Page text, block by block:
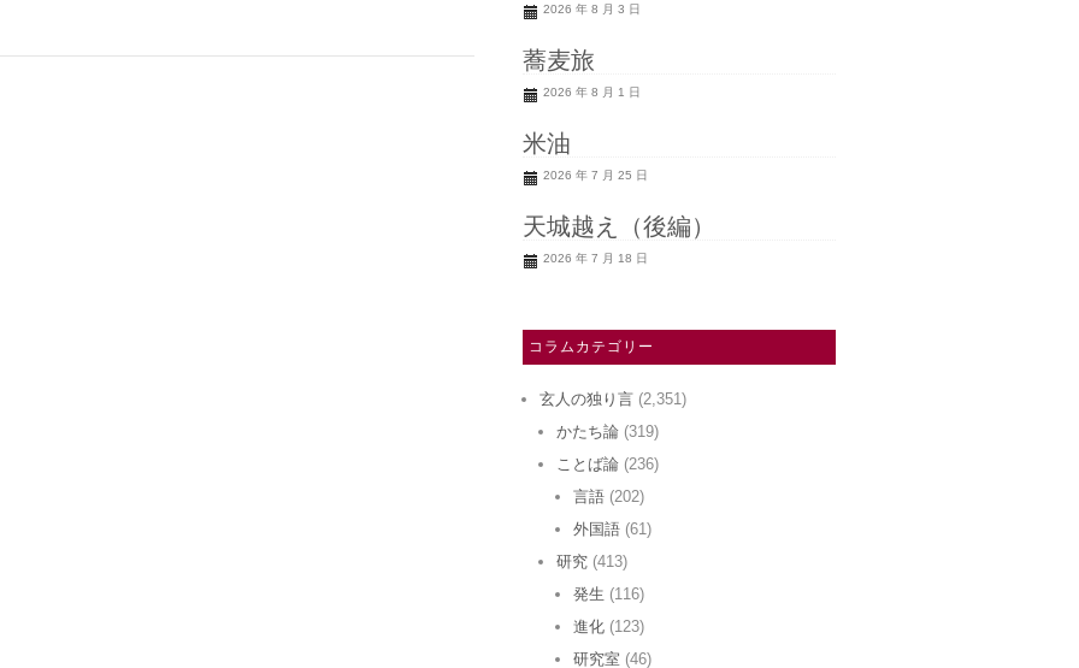
2026 年 8 月 3 日
蕎麦旅
2026 年 8 月 1 日
米油
2026 年 7 月 25 日
天城越え（後編）
2026 年 7 月 18 日
コラムカテゴリー
玄人の独り言 (2,351)
かたち論 (319)
ことば論 (236)
言語 (202)
外国語 (61)
研究 (413)
発生 (116)
進化 (123)
研究室 (46)